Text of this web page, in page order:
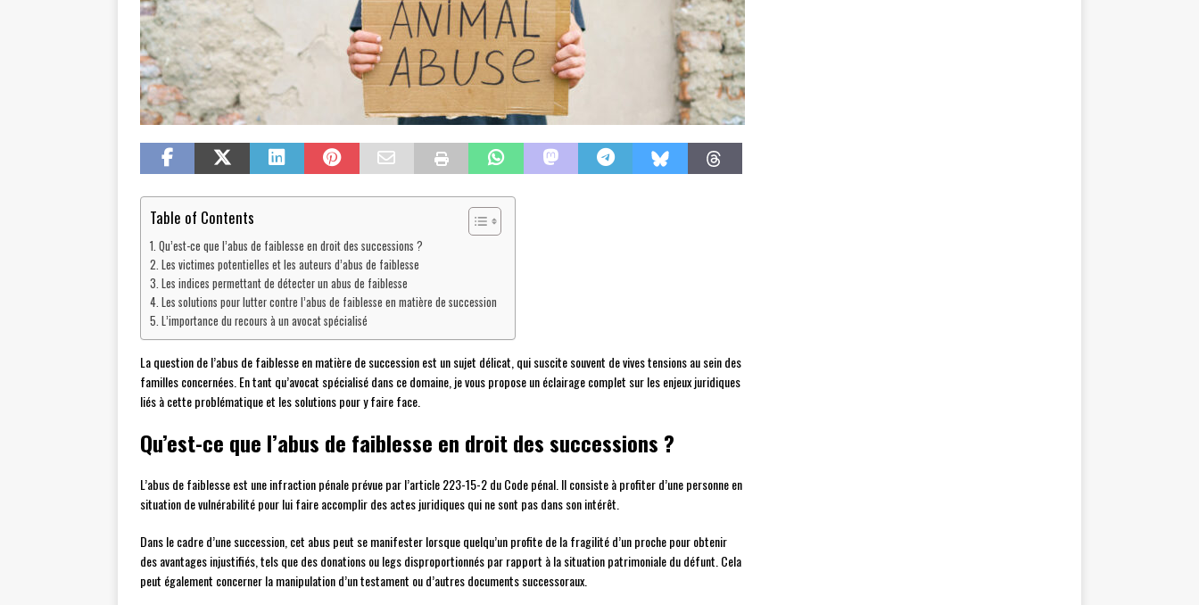
Table of Contents
Qu’est-ce que l’abus de faiblesse en droit des successions ?
Les victimes potentielles et les auteurs d’abus de faiblesse
Les indices permettant de détecter un abus de faiblesse
Les solutions pour lutter contre l’abus de faiblesse en matière de succession
L’importance du recours à un avocat spécialisé
La question de l’abus de faiblesse en matière de succession est un sujet délicat, qui suscite souvent de vives tensions au sein des
familles concernées. En tant qu’avocat spécialisé dans ce domaine, je vous propose un éclairage complet sur les enjeux juridiques
liés à cette problématique et les solutions pour y faire face.
Qu’est-ce que l’abus de faiblesse en droit des successions ?
L’abus de faiblesse est une infraction pénale prévue par l’article 223-15-2 du Code pénal. Il consiste à profiter d’une personne en
situation de vulnérabilité pour lui faire accomplir des actes juridiques qui ne sont pas dans son intérêt.
Dans le cadre d’une succession, cet abus peut se manifester lorsque quelqu’un profite de la fragilité d’un proche pour obtenir
des avantages injustifiés, tels que des donations ou legs disproportionnés par rapport à la situation patrimoniale du défunt. Cela
peut également concerner la manipulation d’un testament ou d’autres documents successoraux.